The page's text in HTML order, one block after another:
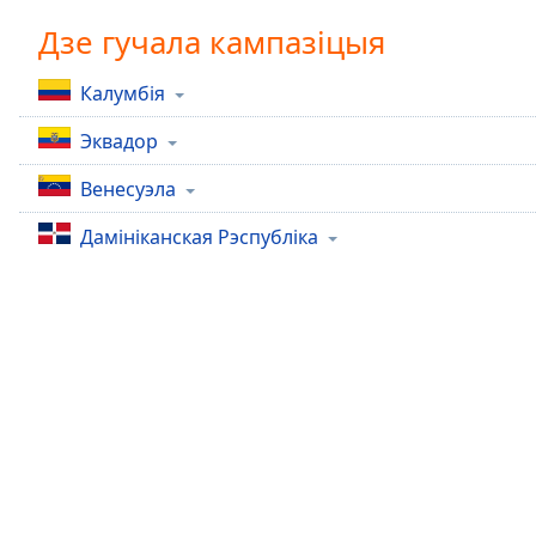
Chapters
Descriptions
descriptions
off,
selected
Subtitles
Дзе гучала кампазіцыя
Калумбія
Эквадор
Венесуэла
Дамініканская Рэспубліка